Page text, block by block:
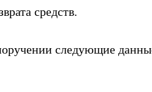
средств.
следующие